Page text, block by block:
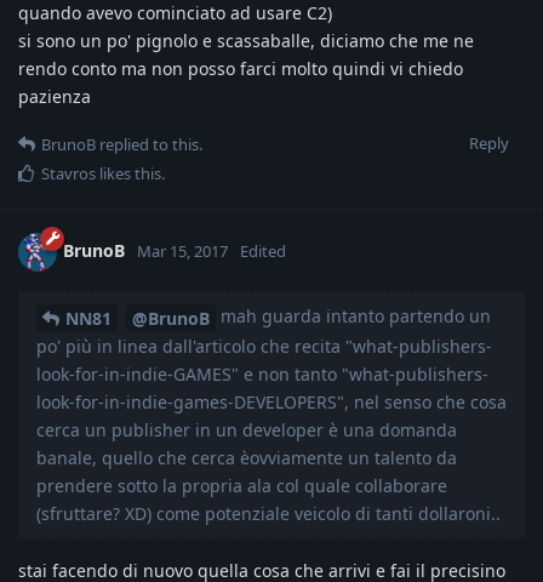
quando avevo cominciato ad usare C2)
si sono un po' pignolo e scassaballe, diciamo che me ne
rendo conto ma non posso farci molto quindi vi chiedo
pazienza
Reply
BrunoB replied to this.
Stavros likes this.
BrunoB Mar 15, 2017 Edited
NN81 @BrunoB mah guarda intanto partendo un
po' più in linea dall'articolo che recita "what-publishers-
look-for-in-indie-GAMES" e non tanto "what-publishers-
look-for-in-indie-games-DEVELOPERS", nel senso che cosa
cerca un publisher in un developer è una domanda
banale, quello che cerca èovviamente un talento da
prendere sotto la propria ala col quale collaborare
(sfruttare? XD) come potenziale veicolo di tanti dollaroni..
stai facendo di nuovo quella cosa che arrivi e fai il precisino